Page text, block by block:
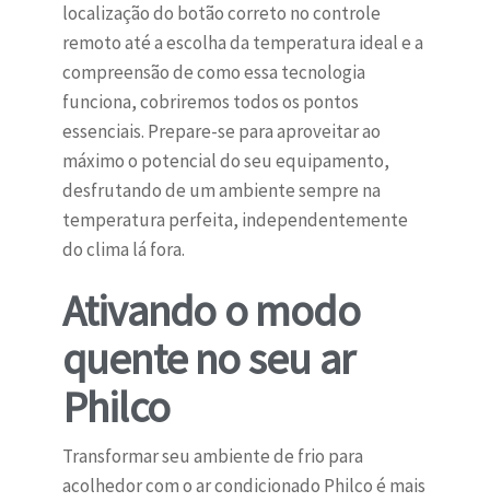
localização do botão correto no controle
remoto até a escolha da temperatura ideal e a
compreensão de como essa tecnologia
funciona, cobriremos todos os pontos
essenciais. Prepare-se para aproveitar ao
máximo o potencial do seu equipamento,
desfrutando de um ambiente sempre na
temperatura perfeita, independentemente
do clima lá fora.
Ativando o modo
quente no seu ar
Philco
Transformar seu ambiente de frio para
acolhedor com o ar condicionado Philco é mais